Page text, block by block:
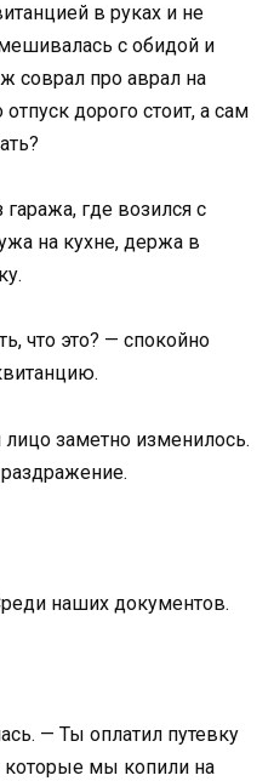
в руках и не
с обидой и
соврал про аврал на
дорого стоит, а сам
где возился с
на кухне, держа в
что это? — спокойно
заметно изменилось.
наших документов.
— Ты оплатил путевку
которые мы копили на